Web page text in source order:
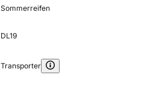
Sommerreifen
DL19
Transporter